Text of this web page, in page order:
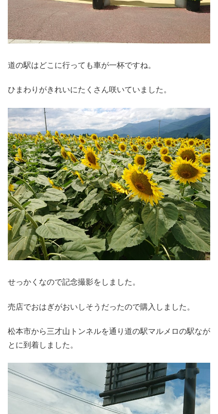
道の駅はどこに行っても車が一杯ですね。
ひまわりがきれいにたくさん咲いていました。
せっかくなので記念撮影をしました。
売店でおはぎがおいしそうだったので購入しました。
松本市から三才山トンネルを通り道の駅マルメロの駅なが
とに到着しました。